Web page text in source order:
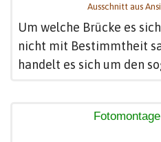
Ausschnitt aus
Um welche Brücke es
nicht mit Bestimmtheit
handelt es sich um den